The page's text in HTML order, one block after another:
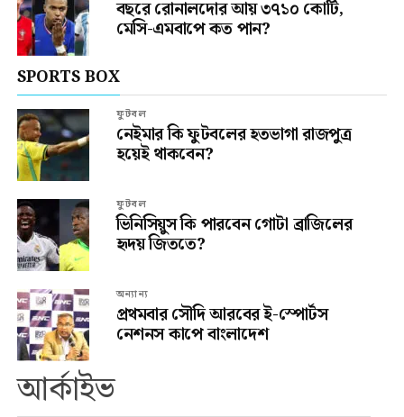
বছরে রোনালদোর আয় ৩৭১০ কোটি,
মেসি-এমবাপে কত পান?
SPORTS BOX
ফুটবল
নেইমার কি ফুটবলের হতভাগা রাজপুত্র
হয়েই থাকবেন?
ফুটবল
ভিনিসিয়ুস কি পারবেন গোটা ব্রাজিলের
হৃদয় জিততে?
অন্যান্য
প্রথমবার সৌদি আরবের ই-স্পোর্টস
নেশনস কাপে বাংলাদেশ
আর্কাইভ